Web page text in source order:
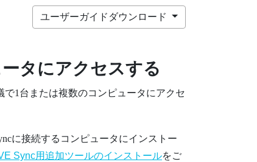
ユーザーガイドダウンロード
タにアクセスする
で1台または複数のコンピュータにアクセ
に接続するコンピュータにインストー
Sync用追加ツールのインストールをご